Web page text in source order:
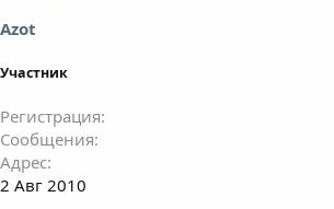
Azot
Участник
Регистрация
Сообщения
Адрес
2 Авг 2010